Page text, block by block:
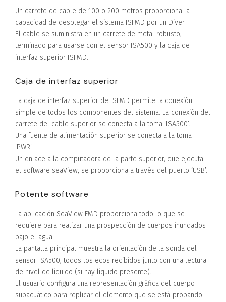
Un carrete de cable de 100 o 200 metros proporciona la
capacidad de desplegar el sistema ISFMD por un Diver.
El cable se suministra en un carrete de metal robusto,
terminado para usarse con el sensor ISA500 y la caja de
interfaz superior ISFMD.
Caja de interfaz superior
La caja de interfaz superior de ISFMD permite la conexión
simple de todos los componentes del sistema. La conexión del
carrete del cable superior se conecta a la toma ‘ISA500’.
Una fuente de alimentación superior se conecta a la toma
‘PWR’.
Un enlace a la computadora de la parte superior, que ejecuta
el software seaView, se proporciona a través del puerto ‘USB’.
Potente software
La aplicación SeaView FMD proporciona todo lo que se
requiere para realizar una prospección de cuerpos inundados
bajo el agua.
La pantalla principal muestra la orientación de la sonda del
sensor ISA500, todos los ecos recibidos junto con una lectura
de nivel de líquido (si hay líquido presente).
El usuario configura una representación gráfica del cuerpo
subacuático para replicar el elemento que se está probando.